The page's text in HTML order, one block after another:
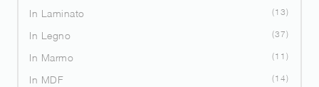
In Laminato 13
In Legno 37
In Marmo 11
In MDF 14